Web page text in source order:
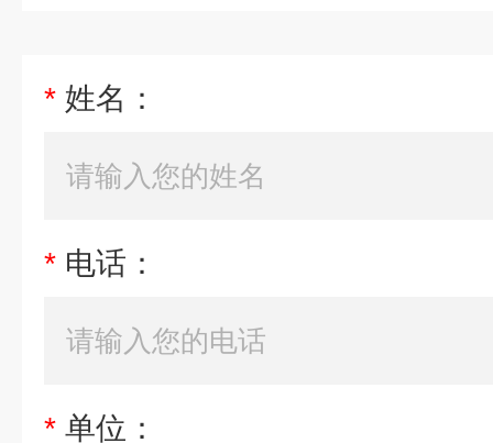
* 姓名：
* 电话：
* 单位：